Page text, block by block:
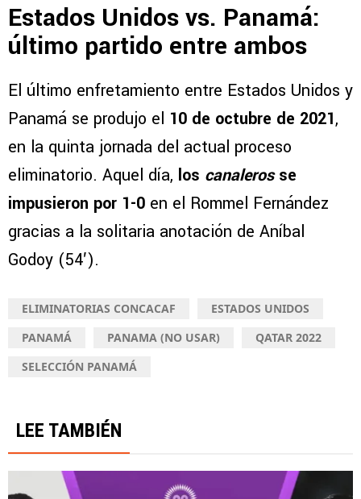
Estados Unidos vs. Panamá:
último partido entre ambos
El último enfretamiento entre Estados Unidos y
Panamá se produjo el 10 de octubre de 2021,
en la quinta jornada del actual proceso
eliminatorio. Aquel día, los canalerosse
impusieron por 1-0 en el Rommel Fernández
gracias a la solitaria anotación de Aníbal
Godoy (54′).
ELIMINATORIAS CONCACAF
ESTADOS UNIDOS
PANAMÁ
PANAMA (NO USAR)
QATAR 2022
SELECCIÓN PANAMÁ
LEE TAMBIÉN